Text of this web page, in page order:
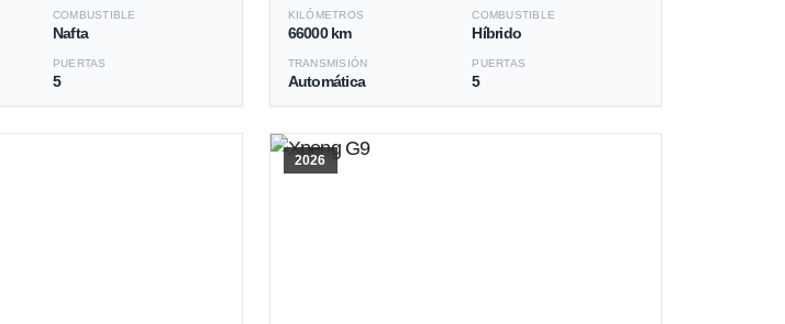
COMBUSTIBLE
Nafta
PUERTAS
5
KILÓMETROS
66000 km
COMBUSTIBLE
Híbrido
TRANSMISIÓN
Automática
PUERTAS
5
2026